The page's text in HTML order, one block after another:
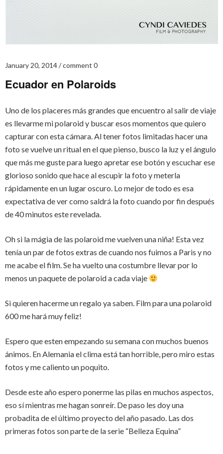
January 20, 2014 comment 0
Ecuador en Polaroids
Uno de los placeres más grandes que encuentro al salir de viaje
es llevarme mi polaroid y buscar esos momentos que quiero
capturar con esta cámara. Al tener fotos limitadas hacer una
foto se vuelve un ritual en el que pienso, busco la luz y el ángulo
que más me guste para luego apretar ese botón y escuchar ese
glorioso sonido que hace al escupir la foto y meterla
rápidamente en un lugar oscuro. Lo mejor de todo es esa
expectativa de ver como saldrá la foto cuando por fin después
de 40 minutos este revelada.
Oh si la mágia de las polaroid me vuelven una niña! Esta vez
tenía un par de fotos extras de cuando nos fuimos a Paris y no
me acabe el film. Se ha vuelto una costumbre llevar por lo
menos un paquete de polaroid a cada viaje
Si quieren hacerme un regalo ya saben. Film para una polaroid
600 me hará muy feliz!
Espero que esten empezando su semana con muchos buenos
ánimos. En Alemania el clima está tan horrible, pero miro estas
fotos y me caliento un poquito.
Desde este año espero ponerme las pilas en muchos aspectos,
eso sí mientras me hagan sonreír. De paso les doy una
probadita de el último proyecto del año pasado. Las dos
primeras fotos son parte de la serie “Belleza Equina”